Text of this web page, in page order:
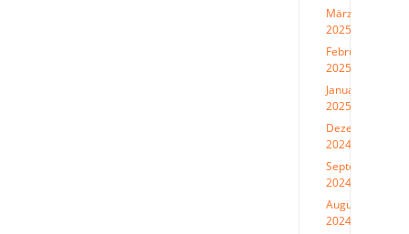
März
2025
Februar
2025
Januar
2025
Dezember
2024
September
2024
August
2024